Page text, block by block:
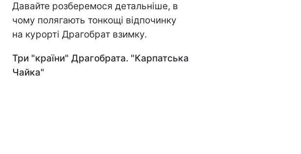
Давайте розберемося детальніше, в
чому полягають тонкощі відпочинку
на курорті Драгобрат взимку.
Три "країни" Драгобрата. "Карпатська
Чайка"